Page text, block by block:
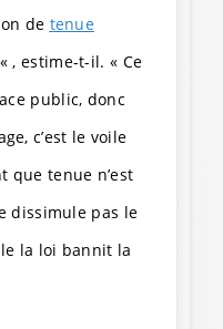
de tenue
« , estime-t-il. « Ce
public, donc
c’est le voile
que tenue n’est
dissimule pas le
la loi bannit la